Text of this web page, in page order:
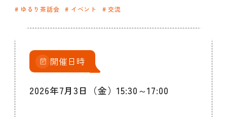
メンバーシップの声
メルマガ登録 デザイン団体・機関一覧
関西デザイン学校一覧
ゆるり茶話会 イベント 交流
開催日時
2026年7月3日（金）15:30～17:00